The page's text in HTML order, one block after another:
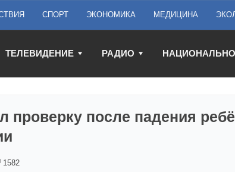
СПОРТ ЭКОНОМИКА МЕДИЦИНА
ТЕЛЕВИДЕНИЕ РАДИО
проверку после падения
1582